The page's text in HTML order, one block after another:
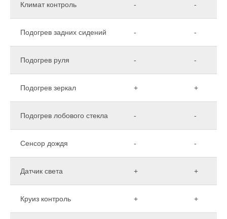
Климат контроль - -
Подогрев задних сидений - -
Подогрев руля - -
Подогрев зеркал + +
Подогрев лобового стекла - -
Сенсор дождя - -
Датчик света + +
Круиз контроль + +